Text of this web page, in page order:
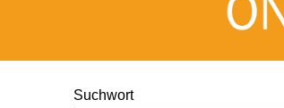
Suchwort